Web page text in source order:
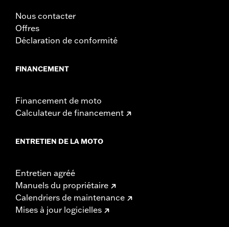
Nous contacter
Offres
Déclaration de conformité
FINANCEMENT
Financement de moto
Calculateur de financement
ENTRETIEN DE LA MOTO
Entretien agréé
Manuels du propriétaire
Calendriers de maintenance
Mises à jour logicielles